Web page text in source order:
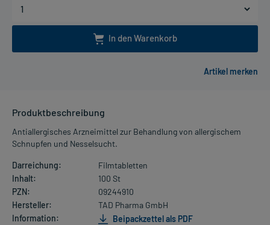
In den Warenkorb
Produktbeschreibung
Antiallergisches Arzneimittel zur Behandlung von allergischem
Schnupfen und Nesselsucht.
Darreichung:
Filmtabletten
Inhalt:
100 St
PZN:
09244910
Hersteller:
TAD Pharma GmbH
Information:
Beipackzettel als PDF